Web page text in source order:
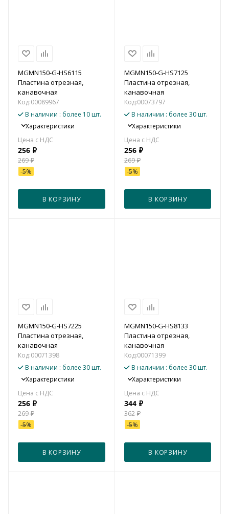
MGMN150-G-HS6115
Пластина отрезная,
канавочная
Код:00089967
В наличии : более 10 шт.
Характеристики
256 ₽
269₽
-5%
В КОРЗИНУ
MGMN150-G-HS7125
Пластина отрезная,
канавочная
Код:00073797
В наличии : более 30 шт.
Характеристики
256₽
269₽
-5%
В КОРЗИНУ
MGMN150-G-HS7225
Пластина отрезная,
канавочная
Код:00071398
В наличии : более 30 шт.
Характеристики
256 ₽
269₽
-5%
В КОРЗИНУ
MGMN150-G-HS8133
Пластина отрезная,
канавочная
Код:00071399
В наличии : более 30 шт.
Характеристики
344₽
362₽
-5%
В КОРЗИНУ